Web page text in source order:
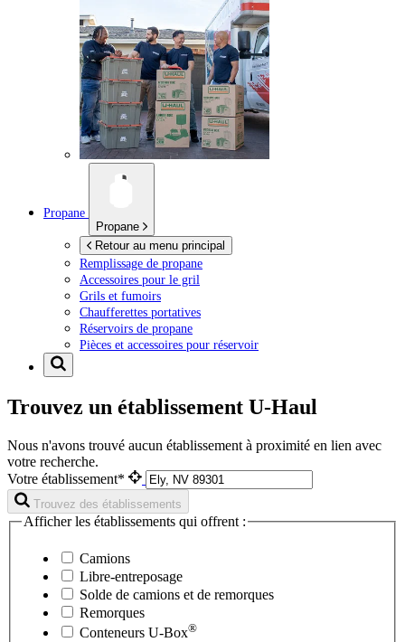
Propane
Propane
Retour au menu principal
Remplissage de propane
Accessoires pour le gril
Grils et fumoirs
Chaufferettes portatives
Réservoirs de propane
Pièces et accessoires pour réservoir
Trouvez un établissement U-Haul
Nous n'avons trouvé aucun établissement à proximité en lien avec
votre recherche.
Votre établissement*
Trouvez des établissements
Afficher les établissements qui offrent :
Camions
Libre-entreposage
Solde de camions et de remorques
Remorques
Conteneurs U-Box®